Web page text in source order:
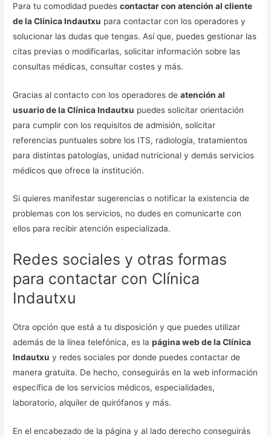
Para tu comodidad puedescontactar con atención al cliente
de la Clínica Indautxu para contactar con los operadores y
solucionar las dudas que tengas. Así que, puedes gestionar las
citas previas o modificarlas, solicitar información sobre las
consultas médicas, consultar costes y más.
Gracias al contacto con los operadores deatención al
usuario de la Clínica Indautxu puedes solicitar orientación
para cumplir con los requisitos de admisión, solicitar
referencias puntuales sobre los ITS, radiología, tratamientos
para distintas patologías, unidad nutricional y demás servicios
médicos que ofrece la institución.
Si quieres manifestar sugerencias o notificar la existencia de
problemas con los servicios, no dudes en comunicarte con
ellos para recibir atención especializada.
Redes sociales y otras formas
para contactar con Clínica
Indautxu
Otra opción que está a tu disposición y que puedes utilizar
además de la línea telefónica, es lapágina web de la Clínica
Indautxu y redes sociales por donde puedes contactar de
manera gratuita. De hecho, conseguirás en la web información
específica de los servicios médicos, especialidades,
laboratorio, alquiler de quirófanos y más.
En el encabezado de la página y al lado derecho conseguirás